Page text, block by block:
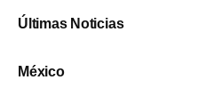
Últimas Noticias
México